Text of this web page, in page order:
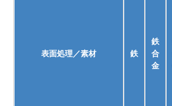
表面処理／素材 鉄
鉄
合
金